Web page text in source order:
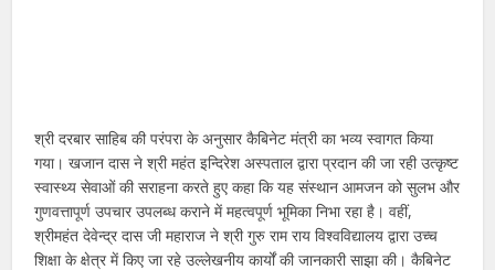
श्री दरबार साहिब की परंपरा के अनुसार कैबिनेट मंत्री का भव्य स्वागत किया
गया। खजान दास ने श्री महंत इन्दिरेश अस्पताल द्वारा प्रदान की जा रही उत्कृष्ट
स्वास्थ्य सेवाओं की सराहना करते हुए कहा कि यह संस्थान आमजन को सुलभ और
गुणवत्तापूर्ण उपचार उपलब्ध कराने में महत्वपूर्ण भूमिका निभा रहा है। वहीं,
श्रीमहंत देवेन्द्र दास जी महाराज ने श्री गुरु राम राय विश्वविद्यालय द्वारा उच्च
शिक्षा के क्षेत्र में किए जा रहे उल्लेखनीय कार्यों की जानकारी साझा की। कैबिनेट